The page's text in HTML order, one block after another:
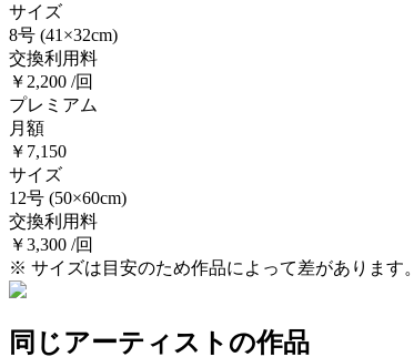
サイズ
8号 (41×32cm)
交換利用料
￥2,200 /回
プレミアム
月額
￥7,150
サイズ
12号 (50×60cm)
交換利用料
￥3,300 /回
※ サイズは目安のため作品によって差があります。
同じアーティストの作品